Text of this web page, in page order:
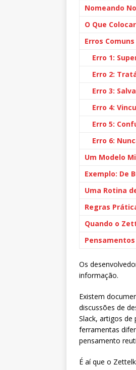
Nomeando
O Que
Erros Comuns
Erro 1:
Erro 2:
Erro 3:
Erro 4:
Erro 5:
Erro 6:
Um Modelo
Exemplo: De
Uma Rotina
Regras
Quando o
Pensamentos
Os
informação.
Existem
discussões de
Slack, artigos de
ferramentas
pensamento
É aí que o